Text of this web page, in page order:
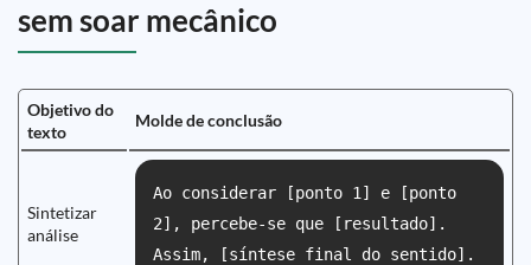
sem soar mecânico
Objetivo do
texto
Molde de conclusão
Sintetizar
análise
Ao considerar [ponto 1] e [ponto
2], percebe-se que [resultado].
Assim, [síntese final do sentido].